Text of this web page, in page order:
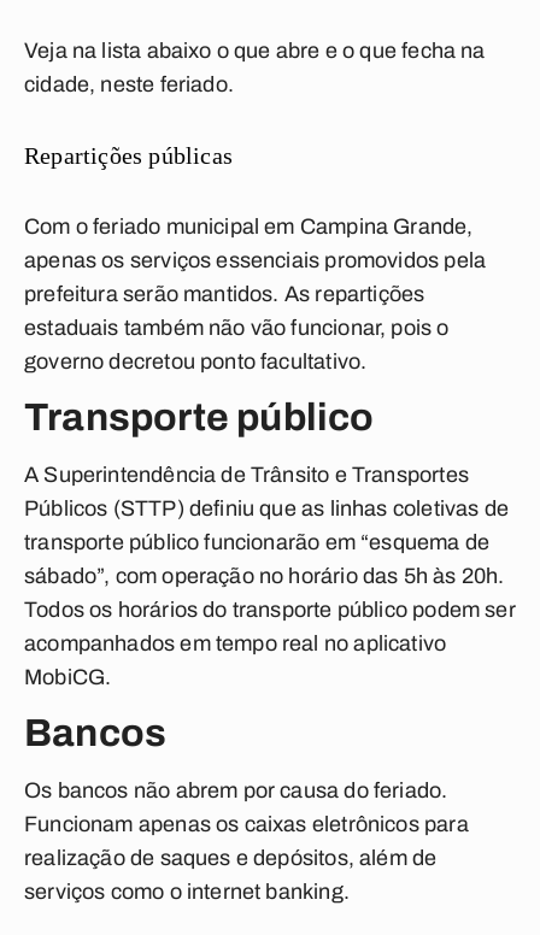
Veja na lista abaixo o que abre e o que fecha na
cidade, neste feriado.
Repartições públicas
Com o feriado municipal em Campina Grande,
apenas os serviços essenciais promovidos pela
prefeitura serão mantidos. As repartições
estaduais também não vão funcionar, pois o
governo decretou ponto facultativo.
Transporte público
A Superintendência de Trânsito e Transportes
Públicos (STTP) definiu que as linhas coletivas de
transporte público funcionarão em “esquema de
sábado”, com operação no horário das 5h às 20h.
Todos os horários do transporte público podem ser
acompanhados em tempo real no aplicativo
MobiCG.
Bancos
Os bancos não abrem por causa do feriado.
Funcionam apenas os caixas eletrônicos para
realização de saques e depósitos, além de
serviços como o internet banking.